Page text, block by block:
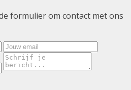
formulier om contact met ons